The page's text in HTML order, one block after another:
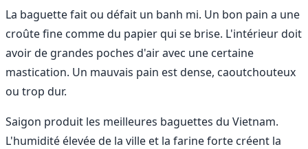
La baguette fait ou défait un banh mi. Un bon pain a une
croûte fine comme du papier qui se brise. L'intérieur doit
avoir de grandes poches d'air avec une certaine
mastication. Un mauvais pain est dense, caoutchouteux
ou trop dur.
Saigon produit les meilleures baguettes du Vietnam.
L'humidité élevée de la ville et la farine forte créent la